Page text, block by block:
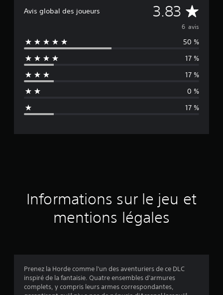
Avis global des joueurs 3.83 M
o
y
e
n
d
a
6 avis
50 %
17 %
17 %
0 %
17 %
Informations sur le jeu et
mentions légales
Prenez la Horde comme l'un des aventuriers de ce DLC
inspiré de la fantaisie. Quatre ensembles d'armures
complets, y compris leurs armes correspondantes,